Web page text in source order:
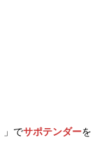
」でサポテンダーを